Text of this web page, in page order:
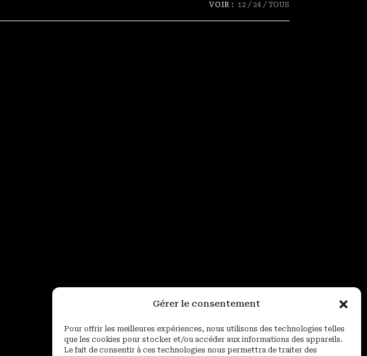
Gérer le consentement
Pour offrir les meilleures expériences, nous utilisons des technologies telles
que les cookies pour stocker et/ou accéder aux informations des appareils.
Le fait de consentir à ces technologies nous permettra de traiter des
VOIR : 12 24 TOUS